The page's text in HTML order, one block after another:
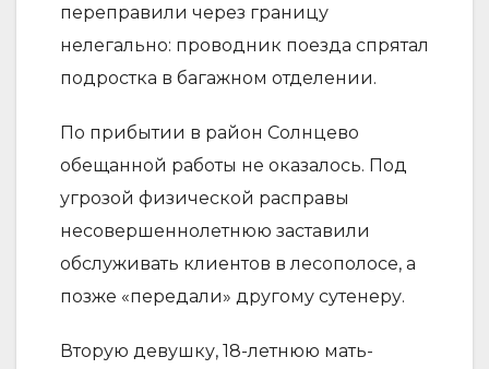
переправили через границу
нелегально: проводник поезда спрятал
подростка в багажном отделении.
По прибытии в район Солнцево
обещанной работы не оказалось. Под
угрозой физической расправы
несовершеннолетнюю заставили
обслуживать клиентов в лесополосе, а
позже «передали» другому сутенеру.
Вторую девушку, 18-летнюю мать-